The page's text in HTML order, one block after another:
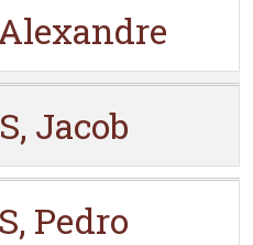
Jacob
Pedro